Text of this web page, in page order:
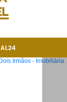
AL24